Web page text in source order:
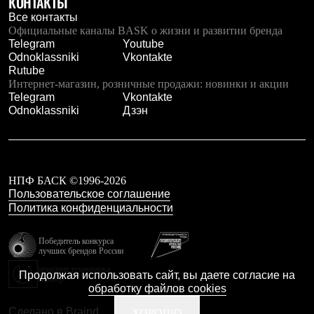
Чуни
Уход за обувью
Аксессуары
Головные уборы
Шапки
Балаклавы и маски
Кепки и бейсболки
Повязки
Рукавицы
Носки
Полезные аксессуары
Брелки
Шевроны
Опушки
Уход за одеждой
Коллекции
Все контакты
Официальные каналы BASK о жизни и развитии бренда
Telegram
Youtube
Odnoklassniki
Vkontakte
Rutube
Интернет-магазин, розничные продажи: новинки и акции
Telegram
Vkontakte
Odnoklassniki
Дзэн
НПФ БАСК ©1996-2026
Пользовательское соглашение
Политика конфиденциальности
Победитель конкурса
лучших брендов России
Калибр
Сделано в Braind
Продолжая использовать сайт, вы даете согласие на
обработку файлов cookies